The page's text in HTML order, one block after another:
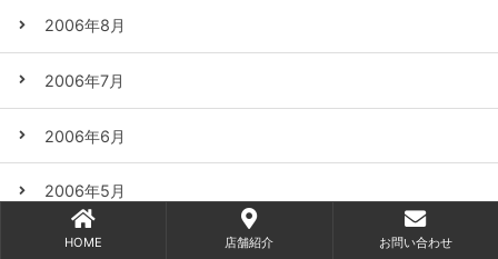
2006年8月
2006年7月
2006年6月
2006年5月
2006年4月
HOME 店舗紹介 お問い合わせ